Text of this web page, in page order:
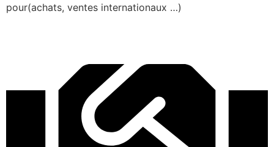
pour(achats, ventes internationaux …)